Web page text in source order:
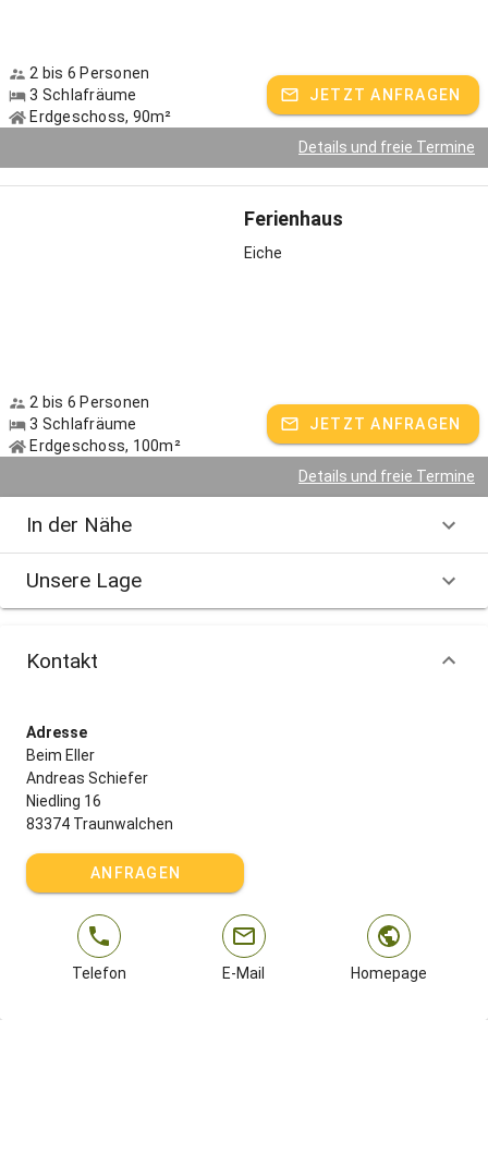
2 bis 6 Personen
3 Schlafräume
Erdgeschoss, 90m²
JETZT ANFRAGEN
Details und freie Termine
Ferienhaus
Eiche
2 bis 6 Personen
3 Schlafräume
Erdgeschoss, 100m²
JETZT ANFRAGEN
Details und freie Termine
In der Nähe
Unsere Lage
Kontakt
Adresse
Beim Eller
Andreas Schiefer
Niedling 16
83374 Traunwalchen
ANFRAGEN
Telefon E-Mail Homepage